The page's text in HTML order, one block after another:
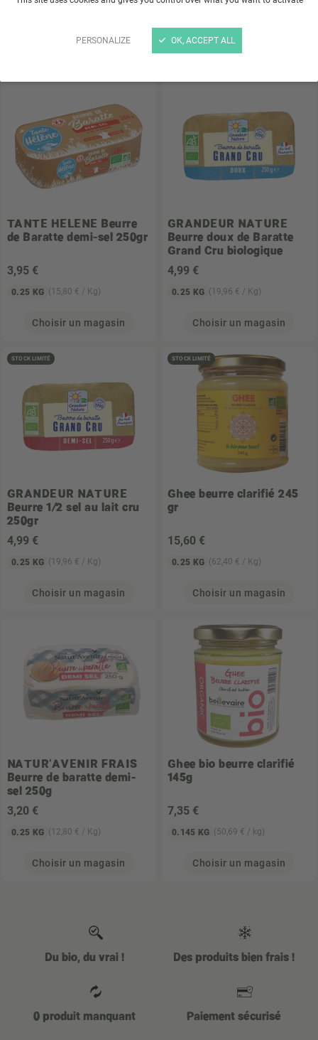
PERSONALIZE OK, ACCEPT ALL
Choisir un magasin
TANTE HELENE Beurre
de Baratte demi-sel 250gr
3,95 €
0.25 KG (15,80 € / Kg)
Choisir un magasin
GRANDEUR NATURE
Beurre doux de Baratte
Grand Cru biologique
4,99 €
0.25 KG (19,96 € / Kg)
Choisir un magasin
STOCK LIMITÉ
GRANDEUR NATURE
Beurre 1/2 sel au lait cru
250gr
4,99 €
0.25 KG (19,96 € / Kg)
Choisir un magasin
STOCK LIMITÉ
Ghee beurre clarifié 245
gr
15,60 €
0.25 KG (62,40 € / Kg)
Choisir un magasin
NATUR'AVENIR FRAIS
Beurre de baratte demi-
sel 250g
3,20 €
0.25 KG (12,80 € / Kg)
Choisir un magasin
Ghee bio beurre clarifié
145g
7,35 €
0.145 KG (50,69 € / kg)
Choisir un magasin
Du bio, du vrai ! Des produits bien frais !
0 produit manquant Paiement sécurisé